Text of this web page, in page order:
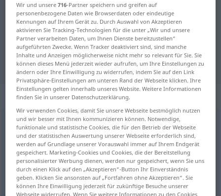
Spanisch-Deutsch Wörterbuch ambos
Spanisch-Deutsch Übersetzung für
"ambos"
"ambos" Deutsch Übersetzung
„ambos“
ambos,ambas [ˈambɔs, ambas]pron
Übersicht aller Übersetzungen
(Für mehr Details die Übersetzung anklicken/antippen)
beide
Wir und unsere716-Partner speichern und greifen auf
personenbezogene Daten wie Browserdaten oder eindeutige
Kennungen auf Ihrem Gerät zu. Durch Auswahl von Akzeptieren
aktivieren Sie Tracking-Technologien für die unter „Wir und unsere
Partner verarbeiten Daten, um Ihnen Dienste bereitzustellen“
aufgeführten Zwecke. Wenn Tracker deaktiviert sind, sind manche
Inhalte und Anzeigen möglicherweise nicht mehr so relevant für Sie. Sie
können dieses Menü jederzeit wieder aufrufen, um Ihre Einstellungen zu
ändern oder Ihre Einwilligung zu widerrufen, indem Sie auf den Link
Privatsphäre-Einstellungen am unteren Rand der Webseite klicken. Ihre
Einstellungen gelten innerhalb unseres Website. Weitere Informationen
finden Sie in unserer Datenschutzerklärung.
Wir verwenden Cookies, damit Sie unsere Webseite bestmöglich nutzen
und wir besser mit Ihnen kommunizieren können. Notwendige,
funktionale und statistische Cookies, die für den Betrieb der Webseite
und der statistischen Auswertung unserer Webseite erforderlich sind,
werden auf Grundlage unserer Vorauswahl immer auf Ihrem Endgerät
gespeichert. Marketing-Cookies und Cookies, die der Bereitstellung
personalisierter Werbung dienen, werden nur gespeichert, wenn Sie uns
durch einen Klick auf den „Akzeptieren“-Button Ihr Einverständnis
geben. Klicken Sie ansonsten auf „Fortfahren ohne Akzeptieren“. Sie
können Ihre Einwilligung jederzeit für zukünftige Besuche unserer
Webseite widerrufen. Wenn Sie weitere Informationen zu den Cookies